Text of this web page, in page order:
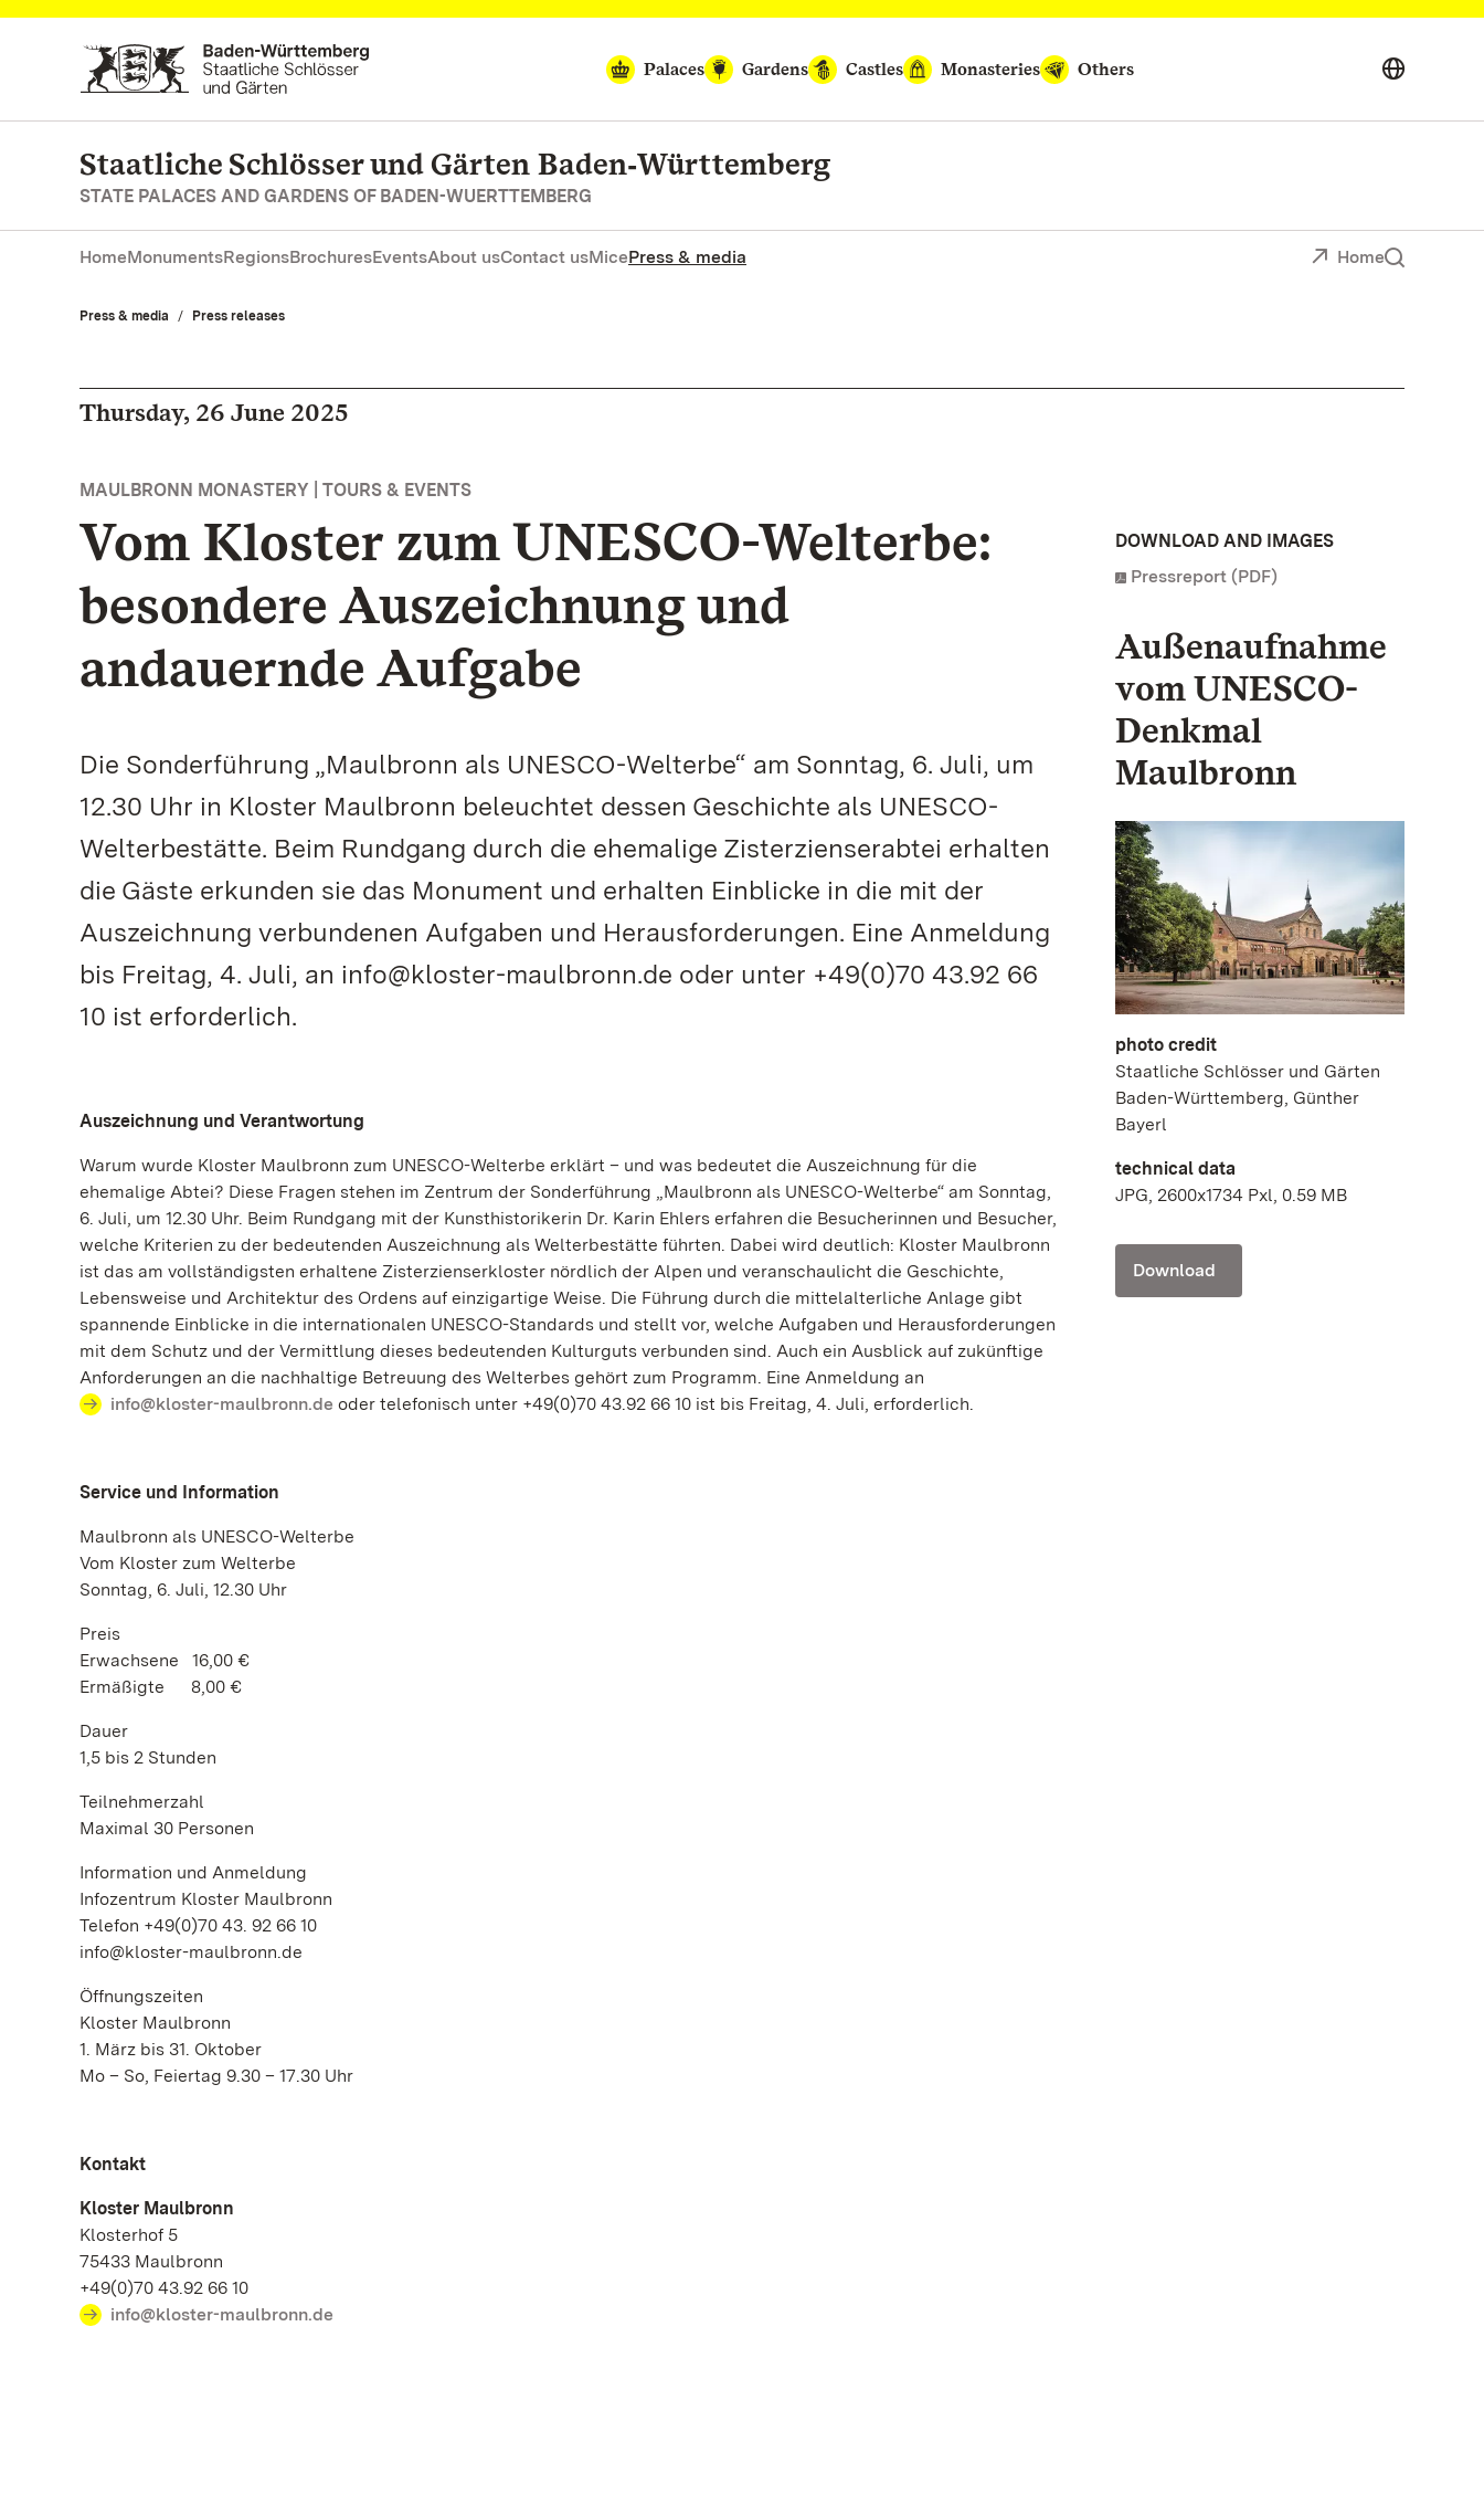
Navigate to main page
Palaces
Gardens Castles Monasteries Others
Staatliche Schlösser und Gärten Baden‑Württemberg
STATE PALACES AND GARDENS OF BADEN-WUERTTEMBERG
HomeMonumentsRegionsBrochuresEventsAbout usContact usMicePress & media Home
Press & media Press releases
Thursday, 26 June 2025
MAULBRONN MONASTERY | TOURS & EVENTS
Vom Kloster zum UNESCO-Welterbe:
besondere Auszeichnung und
andauernde Aufgabe
Die Sonderführung „Maulbronn als UNESCO-Welterbe“ am Sonntag, 6. Juli, um
12.30 Uhr in Kloster Maulbronn beleuchtet dessen Geschichte als UNESCO-
Welterbestätte. Beim Rundgang durch die ehemalige Zisterzienserabtei erhalten
die Gäste erkunden sie das Monument und erhalten Einblicke in die mit der
Auszeichnung verbundenen Aufgaben und Herausforderungen. Eine Anmeldung
bis Freitag, 4. Juli, an info@kloster-maulbronn.de oder unter +49(0)70 43.92 66
10 ist erforderlich.
Auszeichnung und Verantwortung
Warum wurde Kloster Maulbronn zum UNESCO-Welterbe erklärt – und was bedeutet die Auszeichnung für die
ehemalige Abtei? Diese Fragen stehen im Zentrum der Sonderführung „Maulbronn als UNESCO-Welterbe“ am Sonntag,
6. Juli, um 12.30 Uhr. Beim Rundgang mit der Kunsthistorikerin Dr. Karin Ehlers erfahren die Besucherinnen und Besucher,
welche Kriterien zu der bedeutenden Auszeichnung als Welterbestätte führten. Dabei wird deutlich: Kloster Maulbronn
ist das am vollständigsten erhaltene Zisterzienserkloster nördlich der Alpen und veranschaulicht die Geschichte,
Lebensweise und Architektur des Ordens auf einzigartige Weise. Die Führung durch die mittelalterliche Anlage gibt
spannende Einblicke in die internationalen UNESCO-Standards und stellt vor, welche Aufgaben und Herausforderungen
mit dem Schutz und der Vermittlung dieses bedeutenden Kulturguts verbunden sind. Auch ein Ausblick auf zukünftige
Anforderungen an die nachhaltige Betreuung des Welterbes gehört zum Programm. Eine Anmeldung an
info@kloster-maulbronn.de oder telefonisch unter +49(0)70 43.92 66 10 ist bis Freitag, 4. Juli, erforderlich.
Service und Information
Maulbronn als UNESCO-Welterbe
Vom Kloster zum Welterbe
Sonntag, 6. Juli, 12.30 Uhr
Preis
Erwachsene 16,00 €
Ermäßigte 8,00 €
Dauer
1,5 bis 2 Stunden
Teilnehmerzahl
Maximal 30 Personen
Information und Anmeldung
Infozentrum Kloster Maulbronn
Telefon +49(0)70 43. 92 66 10
info@kloster-maulbronn.de
Öffnungszeiten
Kloster Maulbronn
1. März bis 31. Oktober
Mo – So, Feiertag 9.30 – 17.30 Uhr
Kontakt
Kloster Maulbronn
Klosterhof 5
75433 Maulbronn
+49(0)70 43.92 66 10
info@kloster-maulbronn.de
DOWNLOAD AND IMAGES
Pressreport (PDF)
Außenaufnahme
vom UNESCO-
Denkmal
Maulbronn
photo credit
Staatliche Schlösser und Gärten
Baden-Württemberg, Günther
Bayerl
technical data
JPG, 2600x1734 Pxl, 0.59 MB
Download